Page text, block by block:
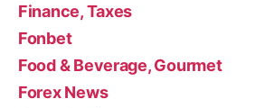
Finance, Taxes
Fonbet
Food & Beverage, Gourmet
Forex News